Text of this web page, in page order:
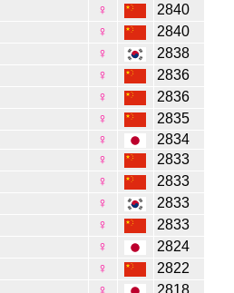
♀
2840
♀
2840
♀
2838
♀
2836
♀
2836
♀
2835
♀
2834
♀
2833
♀
2833
♀
2833
♀
2833
♀
2824
♀
2822
♀
2818